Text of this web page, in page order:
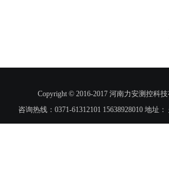
Copyright © 2016-2017 河南力安测控科
咨询热线：0371-61312101 15638928010 地